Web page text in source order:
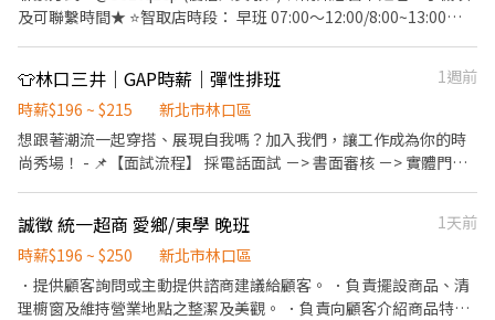
新北市林口區文化三路一段39巷110號1樓 林口仁愛 - 智取店 新北市
林口區仁愛路二段628號1樓 *有人店* 林口文化店 新北市林口區文
化二路二段153號1樓 林口忠孝店 新北市林口區忠孝路480號1樓 ---
＜可加入官方➡️ 找Aura歐啦＞ 📞連絡電話 : 0906603866 加入後留
下姓名 / 電話 / 截圖職缺唷! 快速應徵👉 https://lin.ee/dZgA0v3
6-8小時 【假日】 【早班時薪】 07:00-12:00 【晚班時薪】 17:30-
23:30 【夜班】 (夜)23:30–03:30 -----------------------------------
-------------------------------------- 【福利】 1. 合法規之勞健保勞
------------------------------------------------- 【工作地點】 林口
文化店 新北市林口區文化二路二段153號1樓 林口忠孝店 新北市林
口區忠孝路480號1樓 林口仁愛 - 智取店 新北市林口區仁愛路二段
628號1樓 ----------------------------------------------------------
--------------- 【應徵流程】 以上地點可以應徵，都歡迎詢問喲！
ID：@011wipti *會有你的專屬顧問 Tommy偷米 與您聯繫哦* 截
圖給我【應徵職缺+姓名+電話】
及可聯繫時間★ ⭐智取店時段： 早班 07:00～12:00/8:00~13:00
福利 : 排休制 - 須配合排班、兼依門市與個人可配合時段 ⭐職缺分店
請挑選 林口晴空 - 智取店 新北市林口區文化三路一段39巷110號1樓
林口仁愛 - 智取店 新北市林口區仁愛路二段628號1樓 新北市，台北
市，桃園都可以安排的喲，都可就近安排門市
👕林口三井｜GAP時薪｜彈性排班
1週前
時薪$196 ~ $215
新北市林口區
想跟著潮流一起穿搭、展現自我嗎？加入我們，讓工作成為你的時
尚秀場！ - 📌【面試流程】 採電話面試 －> 書面審核 －> 實體門市
貨，搶先體驗最新流行單品 邀請顧客加入GAP會員與顧客分享優惠
活動 - 🌈【你是不是我們在找的人？】 對服飾有滿滿熱情，享受在
快節奏中展現自我 擅長溝通，跟顧客和同事都能愉快互動 願意傾
聽、分享，讓客人都感受到貼心服務 樂於學習與成長且抗壓性佳 -
誠徵 統一超商 愛鄉/東學 晚班
1天前
時薪$196 ~ $250
新北市林口區
．提供顧客詢問或主動提供諮商建議給顧客。 ．負責擺設商品、清
理櫥窗及維持營業地點之整潔及美觀。 ．負責向顧客介紹商品特